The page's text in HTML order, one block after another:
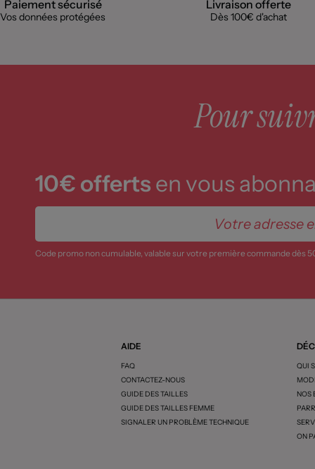
Paiement sécurisé
Vos données protégées
Livraison offerte
Dès 100€ d'achat
Pour
10€ offerts en vous
Code promo non cumulable, valable sur votre première commande dès
AIDE
FAQ
CONTACTEZ-NOUS
GUIDE DES TAILLES
GUIDE DES TAILLES FEMME
SIGNALER UN PROBLÈME TECHNIQUE
QUI
NOS
ON